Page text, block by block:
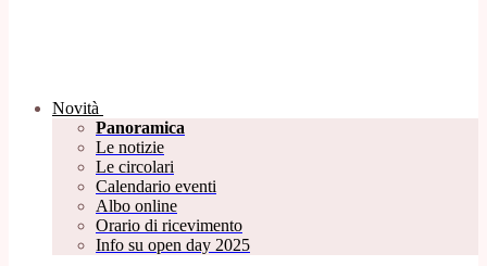
Novità
Panoramica
Le notizie
Le circolari
Calendario eventi
Albo online
Orario di ricevimento
Info su open day 2025